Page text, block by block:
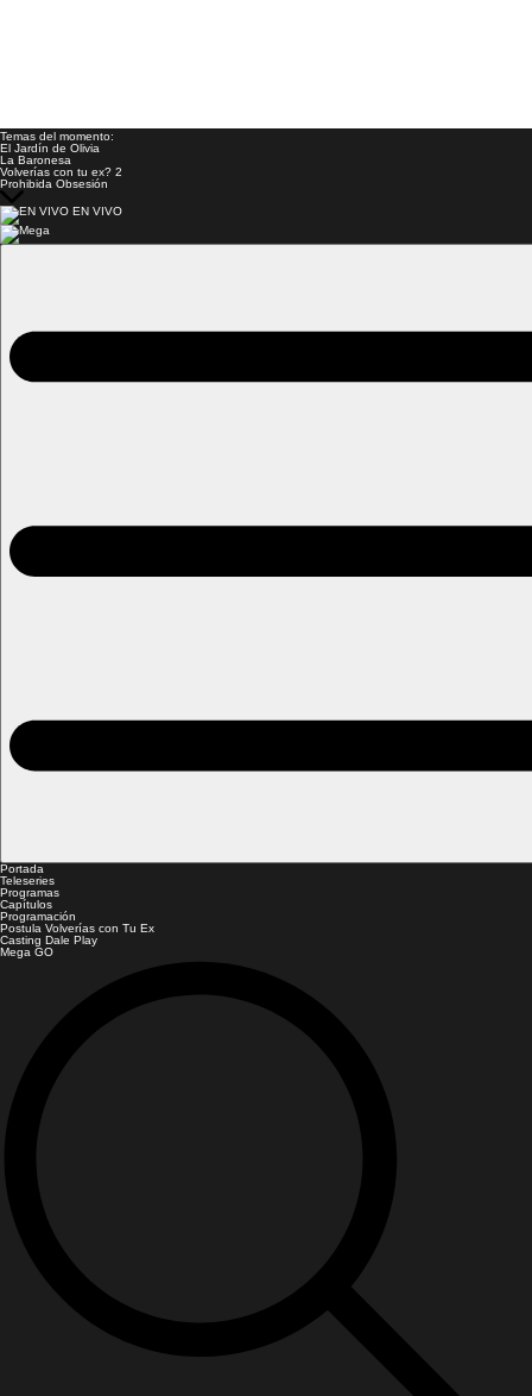
Temas del momento:
El Jardín de Olivia
La Baronesa
Volverías con tu ex? 2
Prohibida Obsesión
EN VIVO
Portada
Teleseries
Programas
Capítulos
Programación
Postula Volverías con Tu Ex
Casting Dale Play
Mega GO